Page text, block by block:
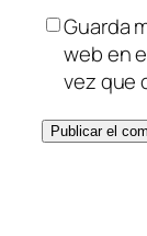
Guarda
web en
vez que